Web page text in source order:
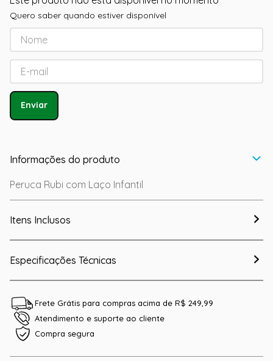
Quero saber quando estiver disponível
Enviar
Informações do produto
Peruca Rubi com Laço Infantil
Itens Inclusos
Especificações Técnicas
Frete Grátis para compras acima de R$ 249,99
Atendimento e suporte ao cliente
Compra segura